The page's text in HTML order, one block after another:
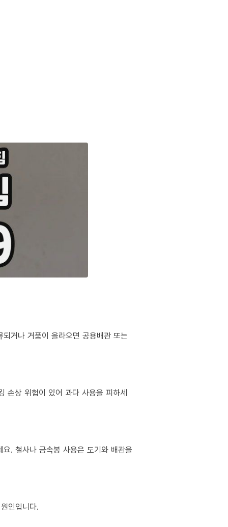
거나 거품이 올라오면 공용배관 또는
손상 위험이 있어 과다 사용을 피하세
. 철사나 금속봉 사용은 도기와 배관을
인입니다.